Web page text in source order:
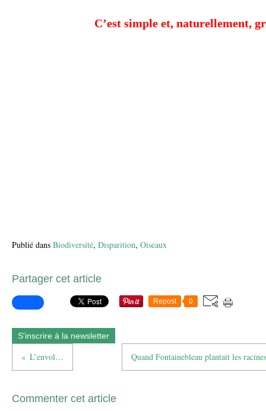
C’est simple et, naturellement,
Publié dans Biodiversité, Disparition, Oiseaux
Partager cet article
Repost 0
S'inscrire à la newsletter
L’envol… Quand Fontainebleau plantait les
Commenter cet article